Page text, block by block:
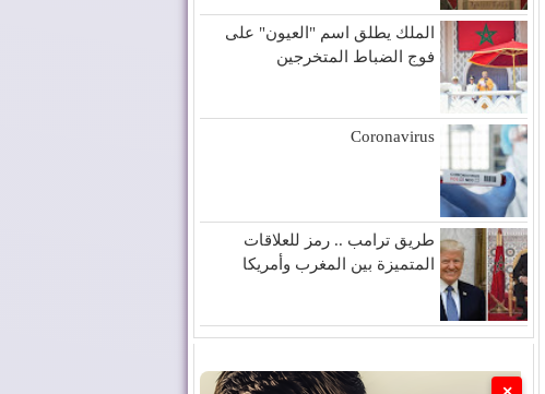
الملك يطلق اسم "العيون" على
فوج الضباط المتخرجين
Coronavirus
طريق ترامب .. رمز للعلاقات
المتميزة بين المغرب وأمريكا